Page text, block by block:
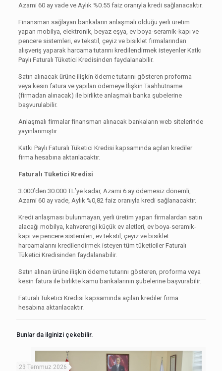
Azami 60 ay vade ve Aylık %0.55 faiz oranıyla kredi sağlanacaktır.
Finansman sağlayan bankaların anlaşmalı olduğu yerli üretim
yapan mobilya, elektronik, beyaz eşya, ev boya-seramik-kapı ve
pencere sistemleri, ev tekstil, çeyiz ve bisiklet firmalarından
alışveriş yaparak harcama tutarını kredilendirmek isteyenler Katkı
Paylı Faturalı Tüketici Kredisinden faydalanabilir.
Satın alınacak ürüne ilişkin ödeme tutarını gösteren proforma
veya kesin fatura ve yapılan ödemeye İlişkin Taahhütname
(firmadan alınacak) ile birlikte anlaşmalı banka şubelerine
başvurulabilir.
Anlaşmalı firmalar finansman alınacak bankaların web sitelerinde
yayınlanmıştır.
Katkı Paylı Faturalı Tüketici Kredisi kapsamında açılan krediler
firma hesabına aktarılacaktır.
Faturalı Tüketici Kredisi
3.000’den 30.000 TL’ye kadar, Azami 6 ay ödemesiz dönemli,
Azami 60 ay vade, Aylık %0,82 faiz oranıyla kredi sağlanacaktır.
Kredi anlaşması bulunmayan, yerli üretim yapan firmalardan satın
alacağı mobilya, kahverengi küçük ev aletleri, ev boya-seramik-
kapı ve pencere sistemleri, ev tekstil, çeyiz ve bisiklet
harcamalarını kredilendirmek isteyen tüm tüketiciler Faturalı
Tüketici Kredisinden faydalanabilir.
Satın alınan ürüne ilişkin ödeme tutarını gösteren, proforma veya
kesin fatura ile birlikte kamu bankalarının şubelerine başvurabilir.
Faturalı Tüketici Kredisi kapsamında açılan krediler firma
hesabına aktarılacaktır.
Bunlar da ilginizi çekebilir.
23 Temmuz 2026